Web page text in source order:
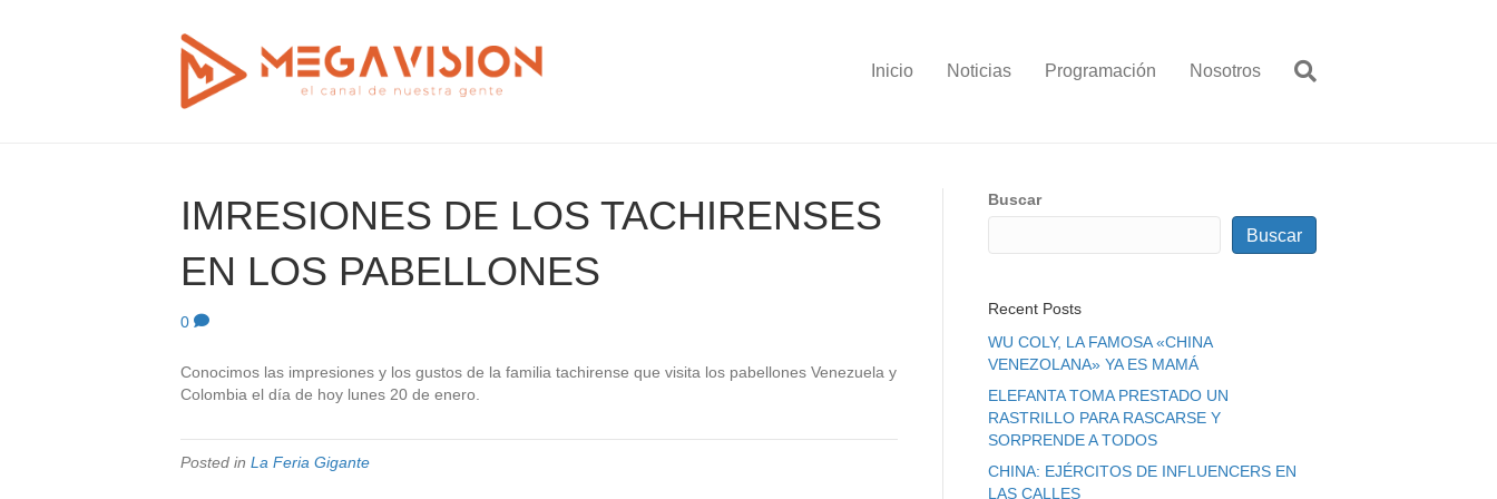
Inicio Noticias Programación Nosotros
IMRESIONES DE LOS TACHIRENSES
EN LOS PABELLONES
0
Conocimos las impresiones y los gustos de la familia tachirense que visita los pabellones Venezuela y
Colombia el día de hoy lunes 20 de enero.
Posted in La Feria Gigante
Buscar
Buscar
Recent Posts
WU COLY, LA FAMOSA «CHINA
VENEZOLANA» YA ES MAMÁ
ELEFANTA TOMA PRESTADO UN
RASTRILLO PARA RASCARSE Y
SORPRENDE A TODOS
CHINA: EJÉRCITOS DE INFLUENCERS EN
LAS CALLES